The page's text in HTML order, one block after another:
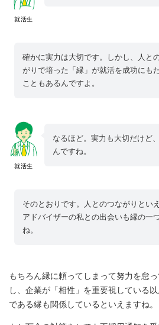
就活生
確かに実力は大切です。しかし、人と
がりで培った「縁」が就活を成功にも
こともあるんですよ。
就活生
なるほど。実力も大切だけど
んですね。
そのとおりです。人とのつながりとい
アドバイザーの私との出会いも縁の一
ね。
もちろん縁に頼ってしまって努力を怠
し、企業が「相性」を重要視している
である縁も関係しているといえますね。